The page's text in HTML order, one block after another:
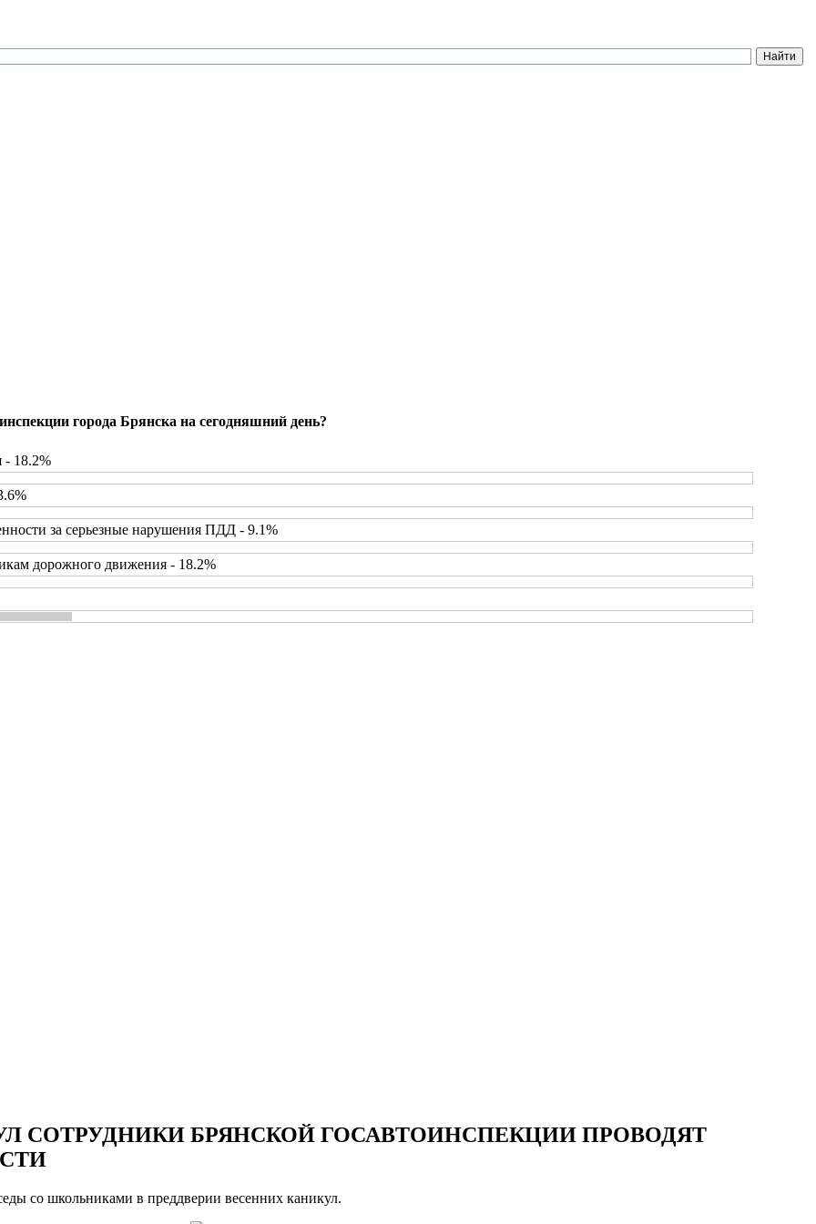
города Брянска на сегодняшний день?
- 18.2%
за серьезные нарушения ПДД - 9.1%
дорожного движения - 18.2%
СОТРУДНИКИ БРЯНСКОЙ ГОСАВТОИНСПЕКЦИИ ПРОВОДЯТ
со школьниками в преддверии весенних каникул.